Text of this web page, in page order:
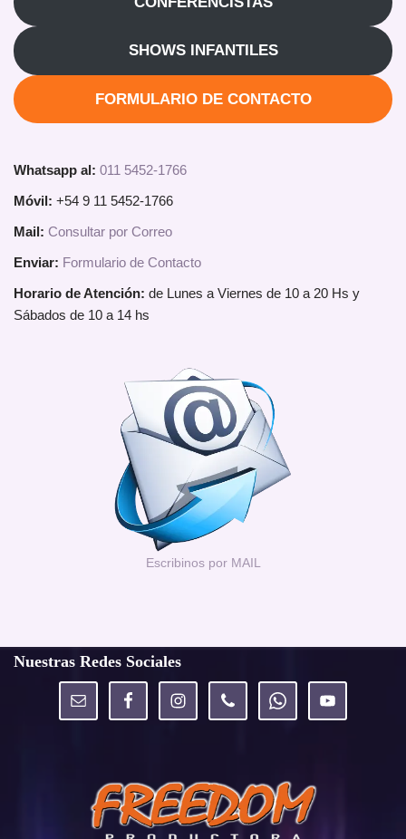
SHOWS INFANTILES
FORMULARIO DE CONTACTO
Whatsapp al: 011 5452-1766
Móvil: +54 9 11 5452-1766
Mail: Consultar por Correo
Enviar: Formulario de Contacto
Horario de Atención: de Lunes a Viernes de 10 a 20 Hs y
Sábados de 10 a 14 hs
Escribinos por MAIL
Nuestras Redes Sociales